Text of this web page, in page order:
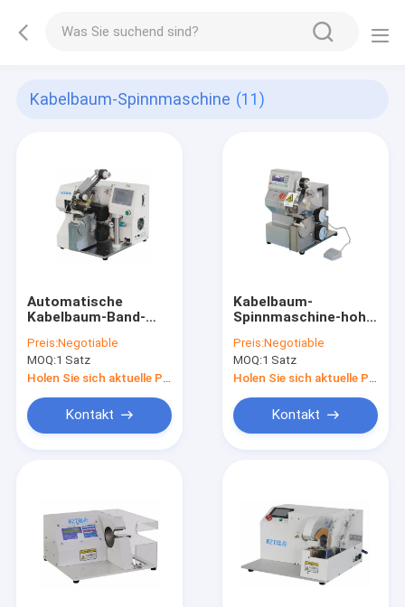
Kabelbaum-Spinnmaschine (11)
Automatische
Kabelbaum-Band-
Maschinen-Breite 24
- 40MM 200W 25KG
Preis:Negotiable
MOQ:1 Satz
Kontakt
Kabelbaum-
Spinnmaschine-hohe
Digital 300 * 250 *
500MM
Preis:Negotiable
MOQ:1 Satz
Kontakt